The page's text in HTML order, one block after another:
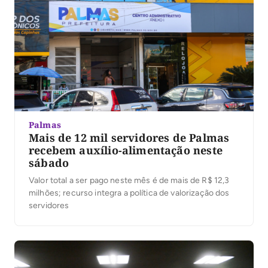
Palmas
Mais de 12 mil servidores de Palmas
recebem auxílio-alimentação neste
sábado
Valor total a ser pago neste mês é de mais de R$ 12,3
milhões; recurso integra a política de valorização dos
servidores